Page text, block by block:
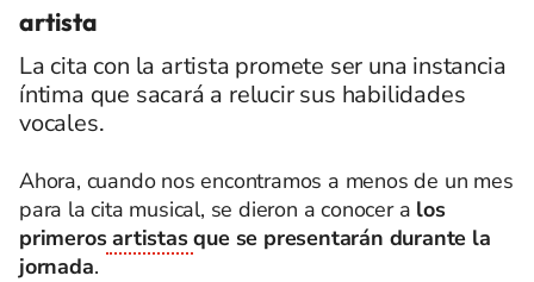
artista
La cita con la artista promete ser una instancia
íntima que sacará a relucir sus habilidades
vocales.
Ahora, cuando nos encontramos a menos de un mes
para la cita musical, se dieron a conocer a los
primerosartistasque se presentarán durante la
jornada.